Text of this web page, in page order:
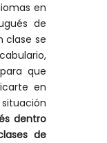
en
de
clase se
que
en
dentro
de